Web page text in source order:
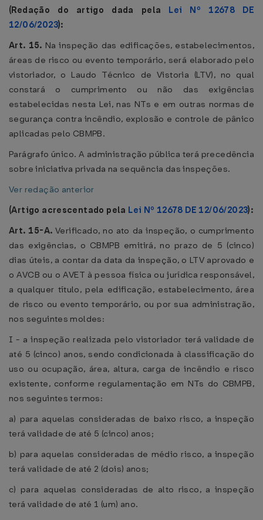
(Redação do artigo dada pela Lei Nº 12678 DE
12/06/2023):
Art. 15. Na inspeção das edificações, estabelecimentos,
áreas de risco ou evento temporário, será elaborado pelo
vistoriador, o Laudo Técnico de Vistoria (LTV), no qual
constará o cumprimento ou não das exigências
estabelecidas nesta Lei, nas NTs e em outras normas de
segurança contra incêndio, explosão e controle de pânico
aplicadas pelo CBMPB.
Parágrafo único. A administração pública terá precedência
sobre iniciativa privada na sequência das inspeções.
Ver redação anterior
(Artigo acrescentado pela Lei Nº 12678 DE 12/06/2023):
Art. 15-A.Verificado, no ato da inspeção, o cumprimento
das exigências, o CBMPB emitirá, no prazo de 5 (cinco)
dias úteis, a contar da data da inspeção, o LTV aprovado e
o AVCB ou o AVET à pessoa física ou jurídica responsável,
a qualquer título, pela edificação, estabelecimento, área
de risco ou evento temporário, ou por sua administração,
nos seguintes moldes:
I - a inspeção realizada pelo vistoriador terá validade de
até 5 (cinco) anos, sendo condicionada à classificação do
uso ou ocupação, área, altura, carga de incêndio e risco
existente, conforme regulamentação em NTs do CBMPB,
nos seguintes termos:
a) para aquelas consideradas de baixo risco, a inspeção
terá validade de até 5 (cinco) anos;
b) para aquelas consideradas de médio risco, a inspeção
terá validade de até 2 (dois) anos;
c) para aquelas consideradas de alto risco, a inspeção
terá validade de até 1 (um) ano.